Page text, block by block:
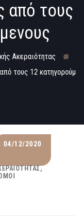
από τους
Ακεραιότητας
τους 12 κατηγορούμ
04/12/2020